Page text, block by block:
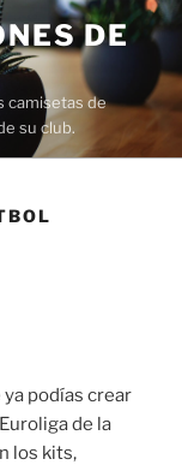
DE
camisetas de
su club.
ya podías crear
de la
los kits,